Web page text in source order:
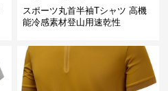
スポーツ丸首半袖Tシャツ 高機
能冷感素材登山用速乾性